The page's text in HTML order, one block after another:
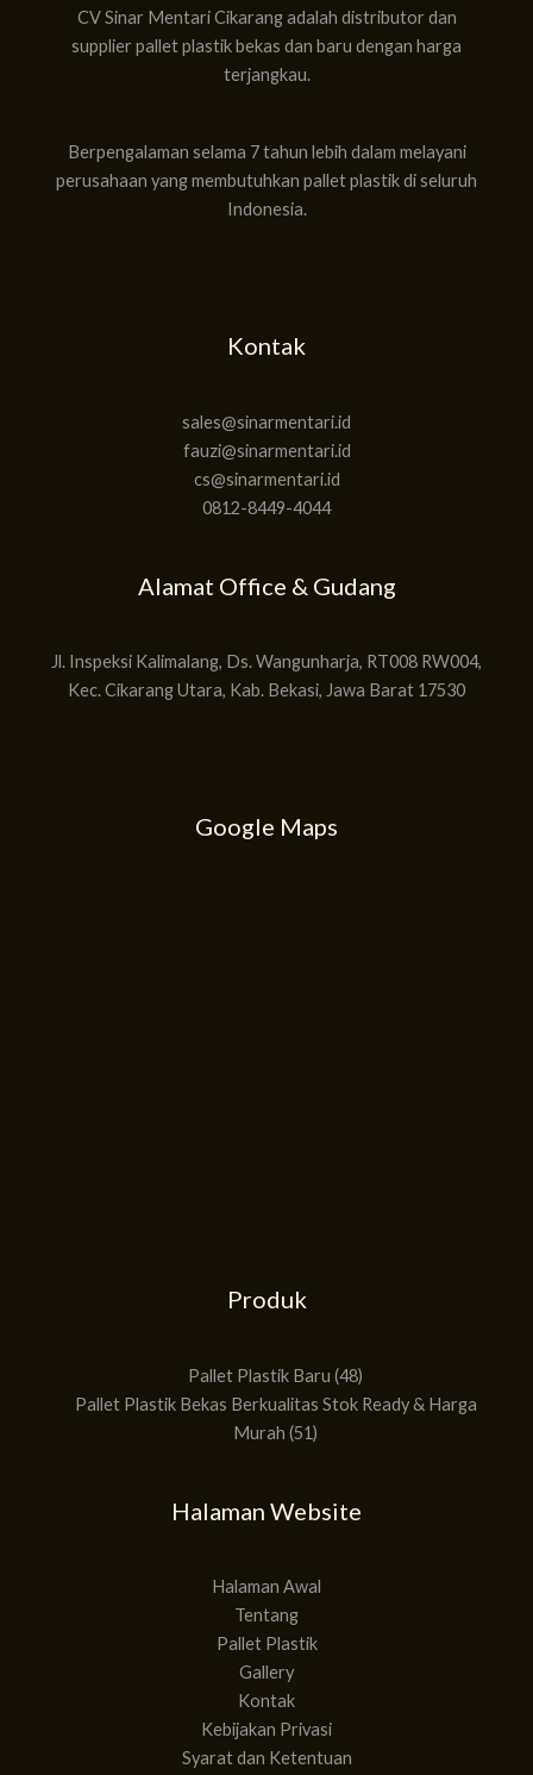
CV Sinar Mentari Cikarang adalah distributor dan
supplier pallet plastik bekas dan baru dengan harga
terjangkau.
Berpengalaman selama 7 tahun lebih dalam melayani
perusahaan yang membutuhkan pallet plastik di seluruh
Indonesia.
Kontak
sales@sinarmentari.id
fauzi@sinarmentari.id
cs@sinarmentari.id
0812-8449-4044
Alamat Office & Gudang
Jl. Inspeksi Kalimalang, Ds. Wangunharja, RT008 RW004,
Kec. Cikarang Utara, Kab. Bekasi, Jawa Barat 17530
Google Maps
Produk
Pallet Plastik Baru 48
Pallet Plastik Bekas Berkualitas Stok Ready & Harga
Murah 51
Halaman Website
Halaman Awal
Tentang
Pallet Plastik
Gallery
Kontak
Kebijakan Privasi
Syarat dan Ketentuan